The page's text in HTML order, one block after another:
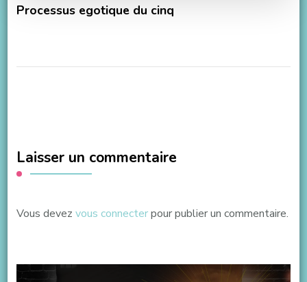
Processus egotique du cinq
Laisser un commentaire
Vous devez vous connecterpour publier un commentaire.